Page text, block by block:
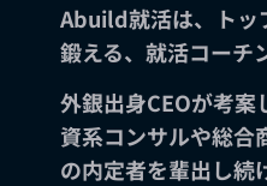
Abuild就活は、トッ
鍛える、就活コーチ
外銀出身CEOが考案
資系コンサルや総合
の内定者を輩出し続